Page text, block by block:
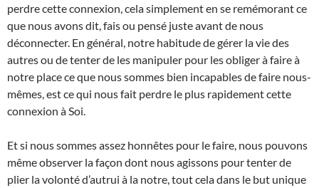
perdre cette connexion, cela simplement en se remémorant ce
que nous avons dit, fais ou pensé juste avant de nous
déconnecter. En général, notre habitude de gérer la vie des
autres ou de tenter de les manipuler pour les obliger à faire à
notre place ce que nous sommes bien incapables de faire nous-
mêmes, est ce qui nous fait perdre le plus rapidement cette
connexion à Soi.
Et si nous sommes assez honnêtes pour le faire, nous pouvons
même observer la façon dont nous agissons pour tenter de
plier la volonté d’autrui à la notre, tout cela dans le but unique